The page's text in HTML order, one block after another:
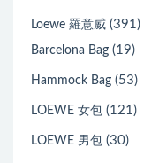
Loewe 羅意威 (391)
Barcelona Bag (19)
Hammock Bag (53)
LOEWE 女包 (121)
LOEWE 男包 (30)